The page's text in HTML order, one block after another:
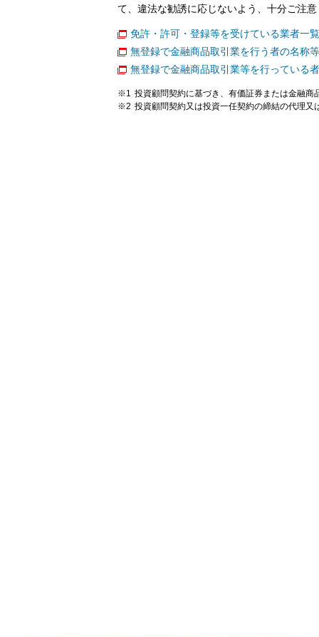
て、違法な勧誘に応じないよう、十分ご注
免許・許可・登録等を受けている業者一
無登録で金融商品取引業を行う者の名称
無登録で金融商品取引業等を行っている
投資顧問契約に基づき、有価証券または金融
投資顧問契約又は投資一任契約の締結の代理又